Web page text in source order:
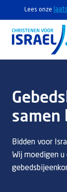
Lees onze
Actief
Steun Israël
samen
Bidden voor
Wij moedigen